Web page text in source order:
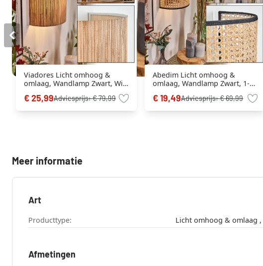
Viadores Licht omhoog &
omlaag, Wandlamp Zwart, Wit,
€ 25,99Adviesprijs:€ 79,99
Abedim Licht omhoog &
omlaag, Wandlamp Zwart, 1-
€ 19,49Adviesprijs:€ 69,99
Meer informatie
Art
Producttype:
Afmetingen